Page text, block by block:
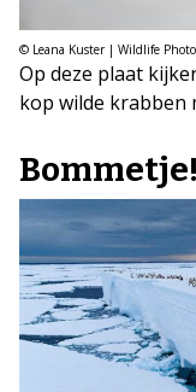
© Leana Kuster | Wildlife
Op deze plaat
kop wilde krabben
Bommetje!